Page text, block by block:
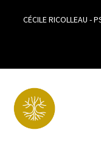
CÉCILE RICOLLEAU -